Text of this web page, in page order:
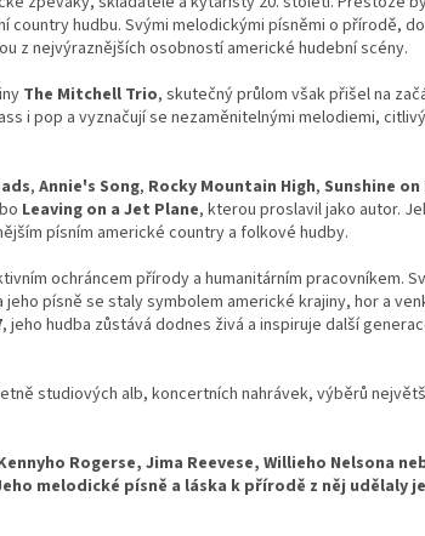
country hudbu. Svými melodickými písněmi o přírodě,
z nejvýraznějších osobností americké hudební scény.
The Mitchell Trio, skutečný průlom však přišel na
i pop a vyznačují se nezaměnitelnými melodiemi,
, Annie's Song, Rocky Mountain High, Sunshine
Leaving on a Jet Plane, kterou proslavil jako autor.
písním americké country a folkové hudby.
ochráncem přírody a humanitárním pracovníkem.
písně se staly symbolem americké krajiny, hor a
, jeho hudba zůstává dodnes živá a inspiruje další
studiových alb, koncertních nahrávek, výběrů
Rogerse, Jima Reevese, Willieho Nelsona
melodické písně a láska k přírodě z něj udělaly